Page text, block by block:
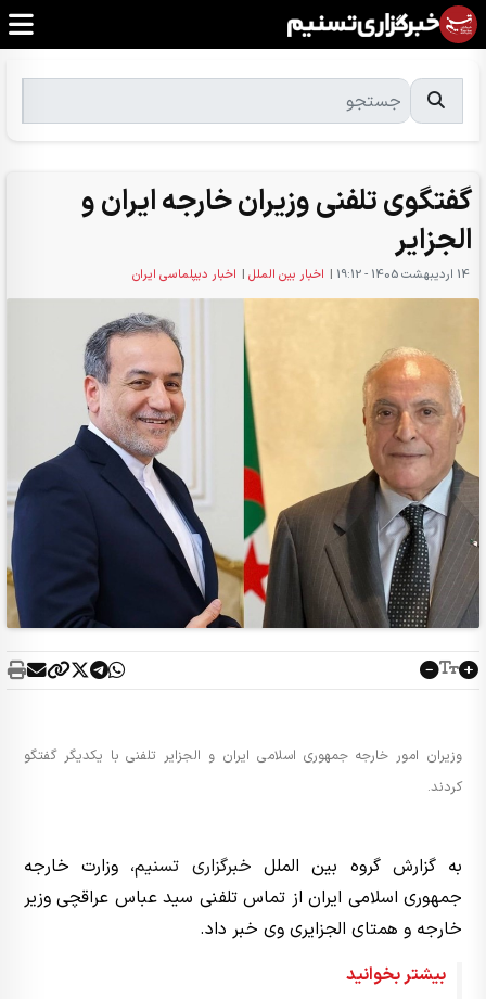
گفتگوی تلفنی وزیران خارجه ایران و
الجزایر
14 ارديبهشت 1405 - 19:12 | اخبار بین الملل | اخبار دیپلماسی ایران
وزیران امور خارجه جمهوری اسلامی ایران و الجزایر تلفنی با یکدیگر گفتگو
کردند.
به گزارش گروه بین الملل خبرگزاری تسنیم، وزارت خارجه
جمهوری اسلامی ایران از تماس تلفنی سید عباس عراقچی وزیر
خارجه و همتای الجزایری وی خبر داد.
بیشتر بخوانید